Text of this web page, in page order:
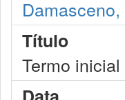
Título
Termo